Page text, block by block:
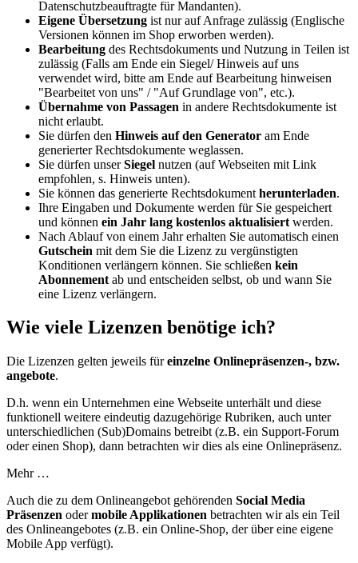
Datenschutzbeauftragte für Mandanten).
Eigene Übersetzung ist nur auf Anfrage zulässig (Englische
Versionen können im Shop erworben werden).
Bearbeitung des Rechtsdokuments und Nutzung in Teilen ist
zulässig (Falls am Ende ein Siegel/ Hinweis auf uns
verwendet wird, bitte am Ende auf Bearbeitung hinweisen
"Bearbeitet von uns" / "Auf Grundlage von", etc.).
Übernahme von Passagen in andere Rechtsdokumente ist
nicht erlaubt.
Sie dürfen den Hinweis auf den Generator am Ende
generierter Rechtsdokumente weglassen.
Sie dürfen unserSiegel nutzen (auf Webseiten mit Link
empfohlen, s. Hinweis unten).
Sie können das generierte Rechtsdokument herunterladen.
Ihre Eingaben und Dokumente werden für Sie gespeichert
und können ein Jahr lang kostenlos aktualisiert werden.
Nach Ablauf von einem Jahr erhalten Sie automatisch einen
Gutschein mit dem Sie die Lizenz zu vergünstigten
Konditionen verlängern können. Sie schließen kein
Abonnement ab und entscheiden selbst, ob und wann Sie
eine Lizenz verlängern.
Wie viele Lizenzen benötige ich?
Die Lizenzen gelten jeweils füreinzelne Onlinepräsenzen-, bzw.
angebote.
D.h. wenn ein Unternehmen eine Webseite unterhält und diese
funktionell weitere eindeutig dazugehörige Rubriken, auch unter
unterschiedlichen (Sub)Domains betreibt (z.B. ein Support-Forum
oder einen Shop), dann betrachten wir dies als eine Onlinepräsenz.
Mehr …
Auch die zu dem Onlineangebot gehörenden Social Media
Präsenzen odermobile Applikationen betrachten wir als ein Teil
des Onlineangebotes (z.B. ein Online-Shop, der über eine eigene
Mobile App verfügt).